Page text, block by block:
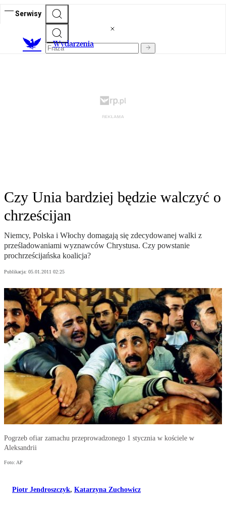
Serwisy
Wydarzenia
Czy Unia bardziej będzie walczyć o
chrześcijan
Niemcy, Polska i Włochy domagają się zdecydowanej walki z
prześladowaniami wyznawców Chrystusa. Czy powstanie
prochrześcijańska koalicja?
Publikacja: 05.01.2011 02:25
Pogrzeb ofiar zamachu przeprowadzonego 1 stycznia w kościele w
Aleksandrii
Foto: AP
Piotr Jendroszczyk, Katarzyna Zuchowicz